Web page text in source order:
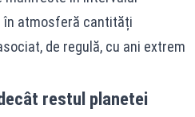
în atmosferă cantități
de regulă, cu ani extrem
restul planetei